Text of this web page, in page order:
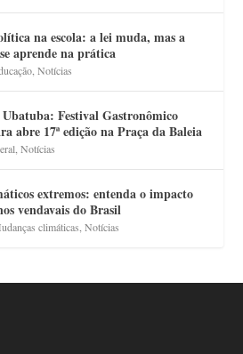
na escola: a lei muda, mas a
aprende na prática
,Notícias
Festival Gastronômico
abre 17ª edição na Praça da Baleia
,Notícias
extremos: entenda o impacto
vendavais do Brasil
climáticas ,Notícias